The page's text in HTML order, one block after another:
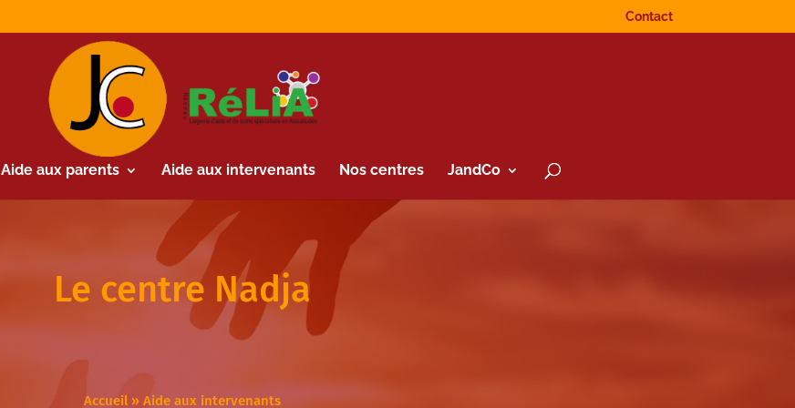
Contact
Aide aux parents Aide aux intervenants Nos centres JandCo
Le centre Nadja
Accueil » Aide aux intervenants